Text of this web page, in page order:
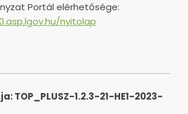
Portál elérhetősége:
nyitolap
TOP_PLUSZ-1.2.3-21-HE1-2023-